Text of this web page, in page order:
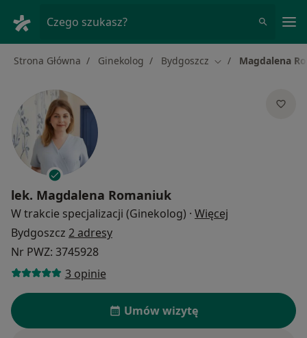
Czego szukasz?
Strona Główna Ginekolog Bydgoszcz Zmień miasto
Magdalena
lek. Magdalena Romaniuk
W trakcie specjalizacji (Ginekolog) · Więcej
Bydgoszcz 2 adresy
Nr PWZ: 3745928
3 opinie
Umów wizytę